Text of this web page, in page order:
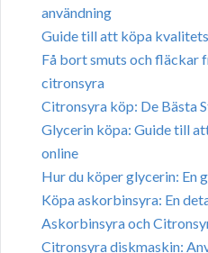
användning
Guide till att köpa
Få bort smuts och fläckar
citronsyra
Citronsyra köp: De Bästa
Glycerin köpa: Guide till
online
Hur du köper glycerin:
Köpa askorbinsyra: En
Askorbinsyra och
Citronsyra diskmaskin: